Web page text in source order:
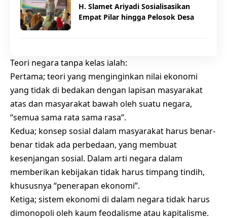
H. Slamet Ariyadi Sosialisasikan
Empat Pilar hingga Pelosok Desa
Teori negara tanpa kelas ialah:
Pertama; teori yang menginginkan nilai ekonomi
yang tidak di bedakan dengan lapisan masyarakat
atas dan masyarakat bawah oleh suatu negara,
“semua sama rata sama rasa”.
Kedua; konsep sosial dalam masyarakat harus benar-
benar tidak ada perbedaan, yang membuat
kesenjangan sosial. Dalam arti negara dalam
memberikan kebijakan tidak harus timpang tindih,
khususnya “penerapan ekonomi”.
Ketiga; sistem ekonomi di dalam negara tidak harus
dimonopoli oleh kaum feodalisme atau kapitalisme.